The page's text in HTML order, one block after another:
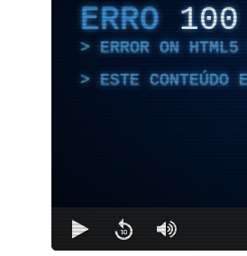
ERRO 100
ERROR ON
ESTE CONTEÚDO